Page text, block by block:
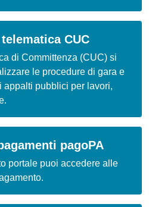
CUC
di Committenza (CUC) si
le procedure di gara e
appalti pubblici per lavori,
pagoPA
portale puoi accedere alle